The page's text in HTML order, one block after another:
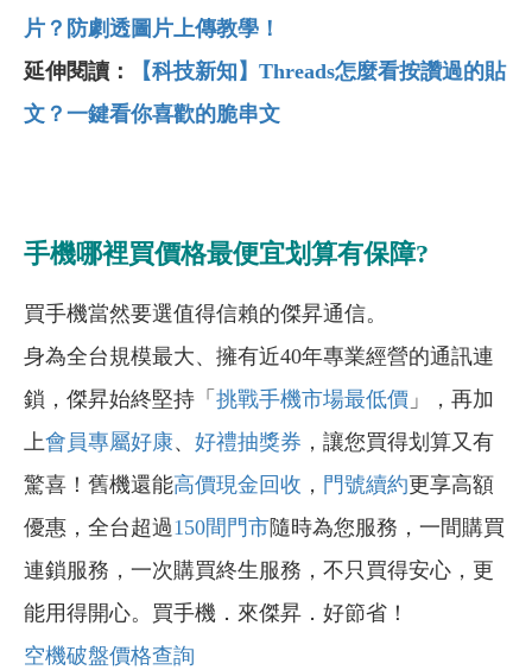
片？防劇透圖片上傳教學！
延伸閱讀：
【科技新知】Threads怎麼看按讚過的貼
文？一鍵看你喜歡的脆串文
手機哪裡買價格最便宜划算有保障?
買手機當然要選值得信賴的傑昇通信。
身為全台規模最大、擁有近40年專業經營的通訊連
鎖，傑昇始終堅持「 挑戰手機市場最低價 」，再加
上會員專屬好康、 好禮抽獎券 ，讓您買得划算又有
驚喜！舊機還能高價現金回收 ， 門號續約更享高額
優惠，全台超過150間門市隨時為您服務，一間購買
連鎖服務，一次購買終生服務，不只買得安心，更
能用得開心。買手機．來傑昇．好節省！
空機破盤價格查詢